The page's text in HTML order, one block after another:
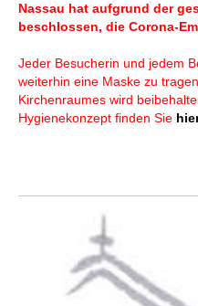
Nassau hat aufgrund der
beschlossen, die Corona-
Jeder Besucherin und jedem
weiterhin eine Maske zu
Kirchenraumes wird
Hygienekonzept finden Sie